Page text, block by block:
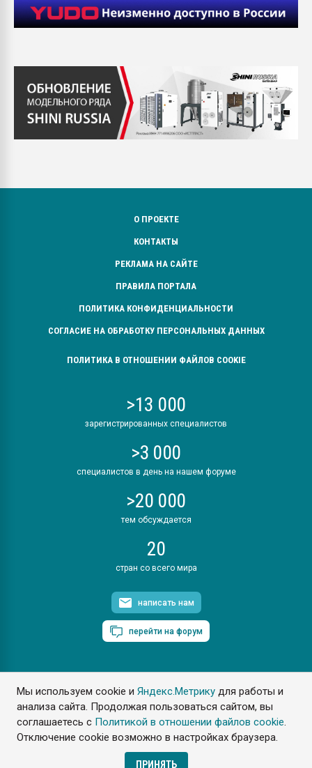
Мы используем cookie иЯндекс.Метрику для работы и
анализа сайта. Продолжая пользоваться сайтом, вы
соглашаетесь с Политикой в отношении файлов cookie.
Отключение cookie возможно в настройках браузера.
ПРИНЯТЬ
О ПРОЕКТЕ
КОНТАКТЫ
РЕКЛАМА НА САЙТЕ
ПРАВИЛА ПОРТАЛА
ПОЛИТИКА КОНФИДЕНЦИАЛЬНОСТИ
СОГЛАСИЕ НА ОБРАБОТКУ ПЕРСОНАЛЬНЫХ ДАННЫХ
ПОЛИТИКА В ОТНОШЕНИИ ФАЙЛОВ COOKIE
>13 000
зарегистрированных специалистов
>3 000
специалистов в день на нашем форуме
>20 000
тем обсуждается
20
стран со всего мира
написать нам
перейти на форум
ПластЭксперт © 2006. Все права защищены
Разрешается копирование материалов сайта с обязательной
ссылкой на www.e-plastic.ru
Разработка сайта